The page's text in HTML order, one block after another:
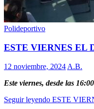
Polideportivo
ESTE VIERNES EL
12 noviembre, 2024 A.B.
Este viernes, desde las
Seguir leyendo ESTE